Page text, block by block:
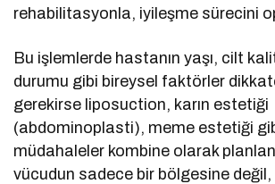
rehabilitasyonla, iyileşme sürecini
Bu işlemlerde hastanın yaşı, cilt
durumu gibi bireysel faktörler
gerekirse liposuction, karın estetiği
(abdominoplasti), meme estetiği
müdahaleler kombine olarak
vücudun sadece bir bölgesine